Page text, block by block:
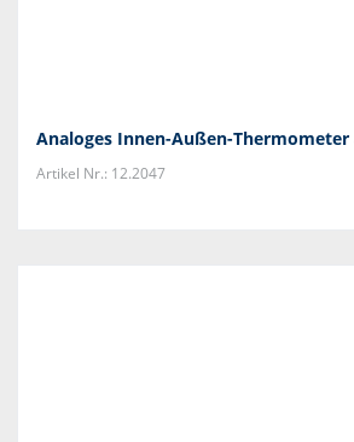
Analoges Innen-Außen-
Artikel Nr.: 12.2047